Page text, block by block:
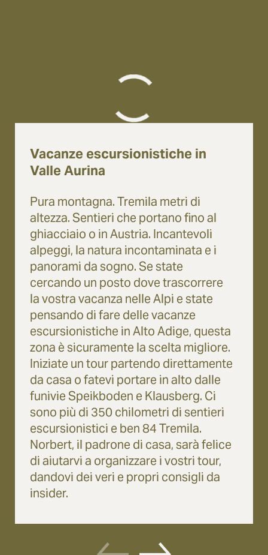
Vacanze escursionistiche in
Valle Aurina
Pura montagna. Tremila metri di
altezza. Sentieri che portano fino al
ghiacciaio o in Austria. Incantevoli
alpeggi, la natura incontaminata e i
panorami da sogno. Se state
cercando un posto dove trascorrere
la vostra vacanza nelle Alpi e state
pensando di fare delle vacanze
escursionistiche in Alto Adige, questa
zona è sicuramente la scelta migliore.
Iniziate un tour partendo direttamente
da casa o fatevi portare in alto dalle
funivie Speikboden e Klausberg. Ci
sono più di 350 chilometri di sentieri
escursionistici e ben 84 Tremila.
Norbert, il padrone di casa, sarà felice
di aiutarvi a organizzare i vostri tour,
dandovi dei veri e propri consigli da
insider.